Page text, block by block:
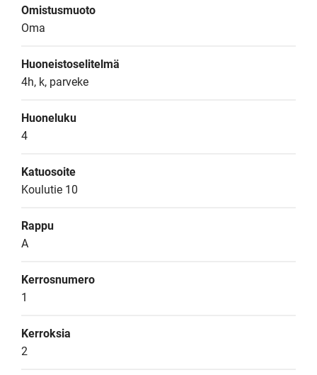
Omistusmuoto
Oma
Huoneistoselitelmä
4h, k, parveke
Huoneluku
4
Katuosoite
Koulutie 10
Rappu
A
Kerrosnumero
1
Kerroksia
2